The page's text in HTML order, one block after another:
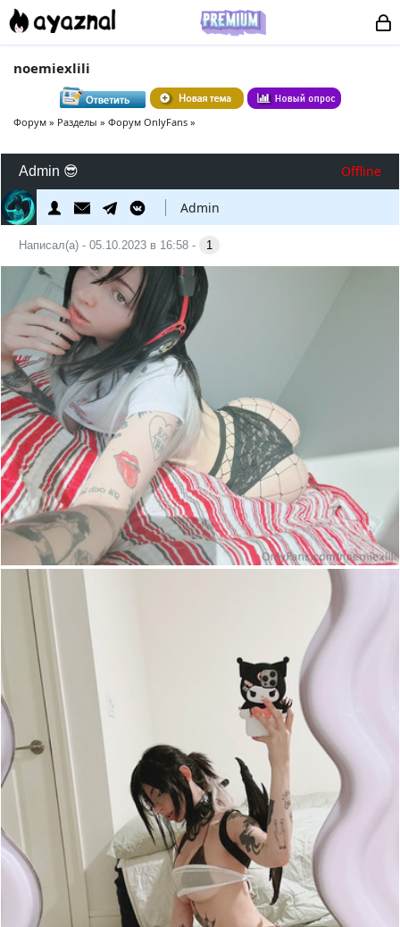
noemiexlili
Форум » Разделы » Форум OnlyFans »
Admin 😎 Offline
Admin
Написал(а) - 05.10.2023 в 16:58 - 1